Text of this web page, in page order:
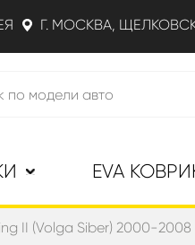
Г. МОСКВА,
EVA
II (Volga Siber) 2000-2008